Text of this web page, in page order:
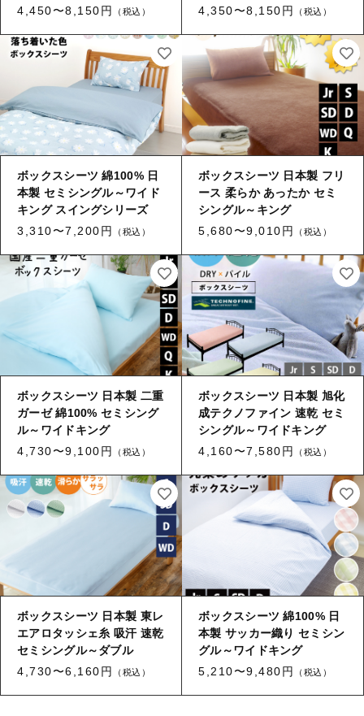
4,450〜8,150円
（税込）
4,350〜8,150円
（税込）
ボックスシーツ 綿100% 日
本製 セミシングル～ワイド
キング スイングシリーズ
3,310〜7,200円
（税込）
ボックスシーツ 日本製 フリ
ース 柔らか あったか セミ
シングル～キング
5,680〜9,010円
（税込）
ボックスシーツ 日本製 二重
ガーゼ 綿100% セミシング
ル～ワイドキング
4,730〜9,100円
（税込）
ボックスシーツ 日本製 旭化
成テクノファイン 速乾 セミ
シングル～ワイドキング
4,160〜7,580円
（税込）
ボックスシーツ 日本製 東レ
エアロタッシェ糸 吸汗 速乾
セミシングル～ダブル
4,730〜6,160円
（税込）
ボックスシーツ 綿100% 日
本製 サッカー織り セミシン
グル～ワイドキング
5,210〜9,480円
（税込）
色柄を楽しむ綿
お問合せ（生地サンプル・見積り等）
セール
お知らせ
フワフワ
サラサラ
さっぱり
ふんわり ツルツル のびのび
代表取締役ご挨拶
機能集約型工場のメリット
スタッフ紹介
肌触りがソフトな素材
暑がりの方向け
寒がりの方向け
色柄を楽しむ綿